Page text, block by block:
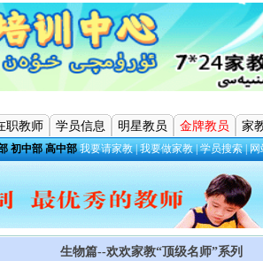
职教师 学员信息 明星教员 金牌教员 家
初中部 高中部 我要请家教|我要做家教|学员搜索|网
生物篇--欢欢家教“顶级名师”系列